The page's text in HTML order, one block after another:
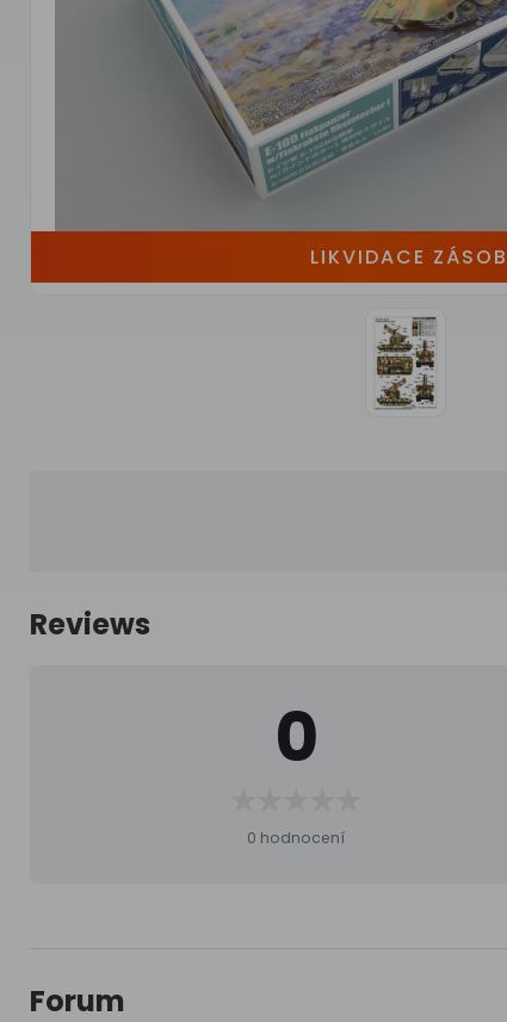
LIKVIDACE ZÁSOB
Reviews
0
0 hodnocení
Forum